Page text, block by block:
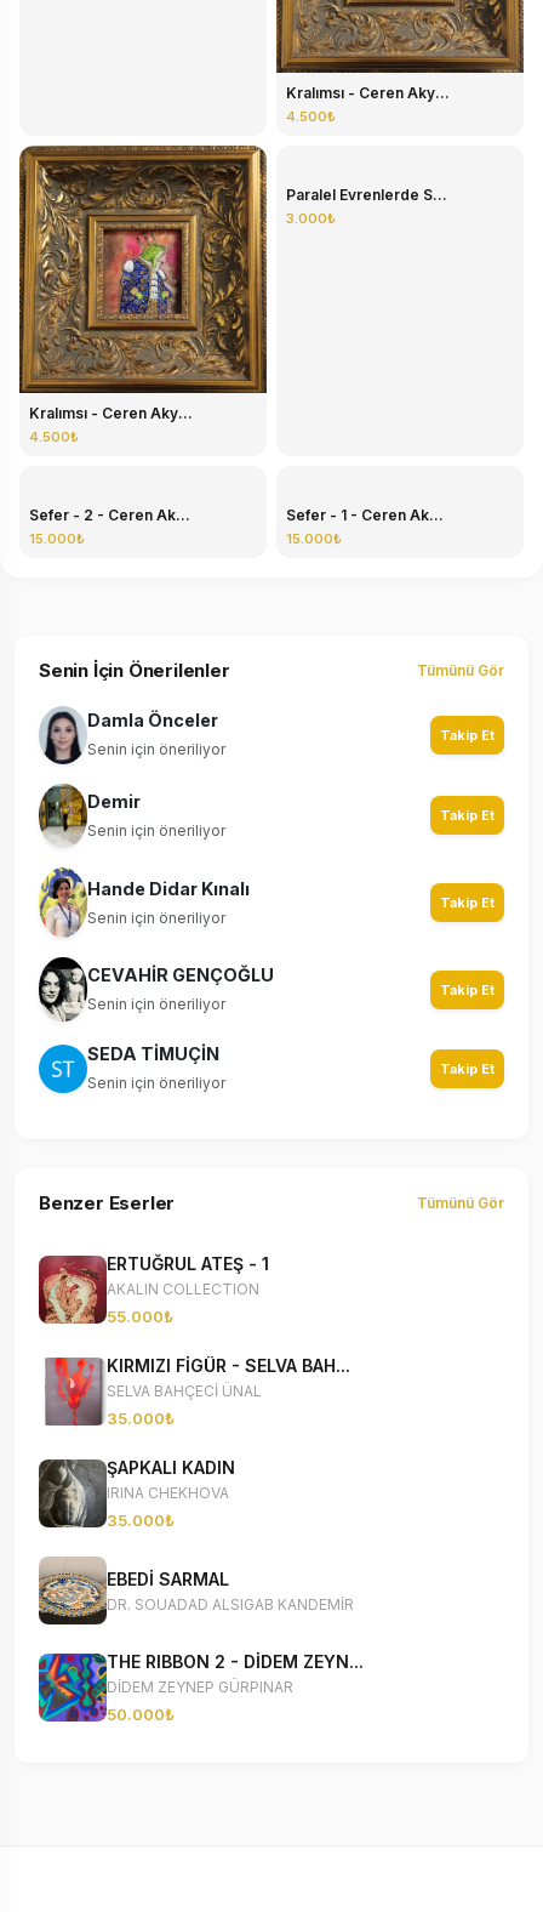
Kralımsı - Ceren Aky...
4.500₺
Kralımsı - Ceren Aky...
4.500₺
Paralel Evrenlerde S...
3.000₺
Sefer - 2 - Ceren Ak...
15.000₺
Sefer - 1 - Ceren Ak...
15.000₺
Senin İçin Önerilenler Tümünü Gör
Damla Önceler
Senin için öneriliyor
Takip Et
Demir
Senin için öneriliyor
Takip Et
Hande Didar Kınalı
Senin için öneriliyor
Takip Et
CEVAHİR GENÇOĞLU
Senin için öneriliyor
Takip Et
SEDA TİMUÇİN
Senin için öneriliyor
Takip Et
Benzer Eserler Tümünü Gör
ERTUĞRUL ATEŞ - 1
AKALIN COLLECTION
55.000₺
KIRMIZI FİGÜR - SELVA BAH...
SELVA BAHÇECİ ÜNAL
35.000₺
ŞAPKALI KADIN
IRINA CHEKHOVA
35.000₺
EBEDİ SARMAL
DR. SOUADAD ALSIGAB KANDEMİR
THE RIBBON 2 - DİDEM ZEYN...
DİDEM ZEYNEP GÜRPINAR
50.000₺